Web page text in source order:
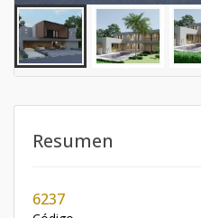
Resumen
6237